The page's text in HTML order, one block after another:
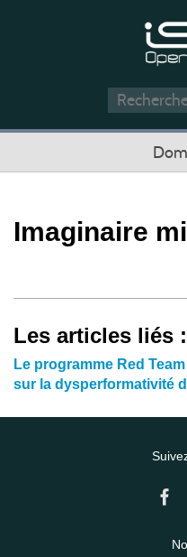
Imaginaire
Les articles liés :
Le programme Red
sur la dysperformativité